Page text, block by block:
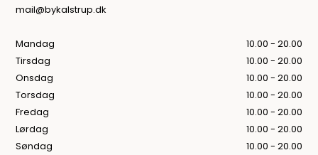
mail@bykalstrup.dk
Mandag
10.00 - 20.00
Tirsdag
10.00 - 20.00
Onsdag
10.00 - 20.00
Torsdag
10.00 - 20.00
Fredag
10.00 - 20.00
Lørdag
10.00 - 20.00
Søndag
10.00 - 20.00